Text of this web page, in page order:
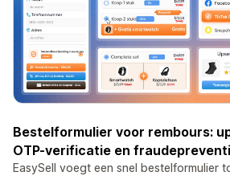
Bestelformulier voor rembours:
OTP-verificatie en
EasySell voegt een snel bestelformulier